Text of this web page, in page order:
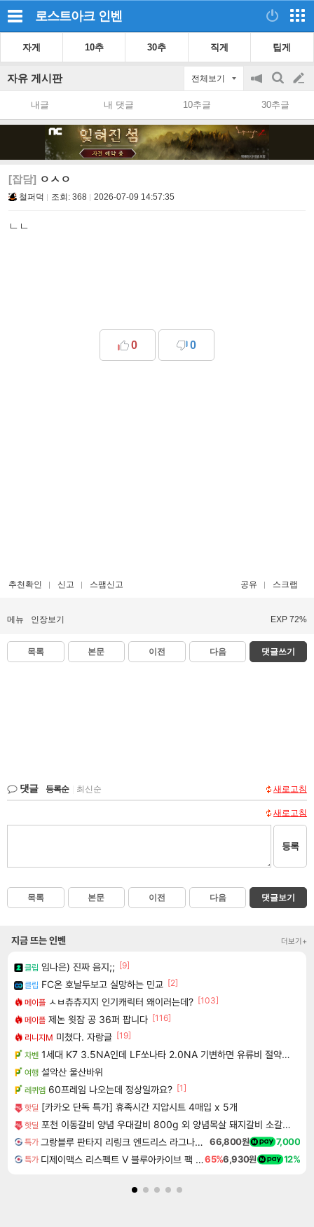
로스트아크 인벤
자게 10추 30추 직게 팁게
자유 게시판 전체보기
공
지
on/off
검
색
글
쓰
내글 내 댓글 10추글 30추글
[잡담] ㅇㅅㅇ
철퍼덕 조회: 368 2026-07-09 14:57:35
ㄴㄴ
0 0
추천확인 신고 스팸신고 공유 스크랩
메뉴 인장보기 EXP 72%
목록 본문 이전 다음 댓글쓰기
댓글 등록순 최신순 새로고침
새로고침
등록
목록 본문 이전 다음 댓글보기
지금 뜨는 인벤 더보기+
클립 임나은) 진짜 음지;; [9]
클립 FC온 호날두보고 실망하는 민교 [2]
메이플 ㅅㅂ츄츄지지 인기캐릭터 왜이러는데? [103]
메이플 제논 윗잠 공 36퍼 팝니다 [116]
리니지M 미쳤다. 자랑글 [19]
차벤 1세대 K7 3.5NA인데 LF쏘나타 2.0NA 기변하면 유류비 절약이 얼마나 될까요..?
여행 설악산 울산바위
레퀴엠 60프레임 나오는데 정상일까요? [1]
핫딜 [카카오 단독 특가] 휴족시간 지압시트 4매입 x 5개
핫딜 포천 이동갈비 양념 우대갈비 800g 외 양념목살 돼지갈비 소갈비 모음전
특가 그랑블루 판타지 리링크 엔드리스 라그나로크 Granblue Fantasy Relink Endless Ragnarok 66,800원 7,000
특가 디제이맥스 리스펙트 V 블루아카이브 팩 DJMAX RESPECT V Blue Archive Pack DLC65%6,930원 12%